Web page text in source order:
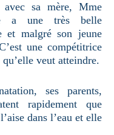
avec sa mère, Mme
a une très belle
et malgré son jeune
une compétitrice
veut atteindre.
ses parents,
rapidement que
dans l’eau et elle